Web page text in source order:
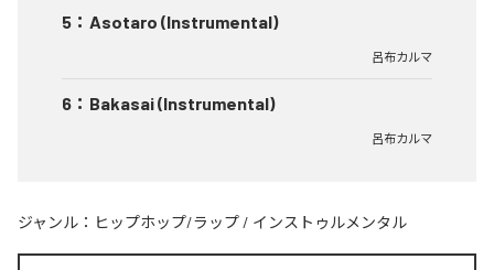
5 ： Asotaro (Instrumental)
呂布カルマ
6 ： Bakasai (Instrumental)
呂布カルマ
ジャンル： ヒップホップ/ラップ / インストゥルメンタル